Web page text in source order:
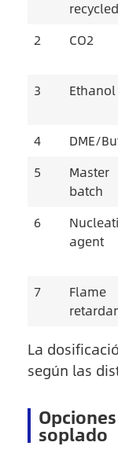
2
CO2
3 Ethanol
4 DME/
5
Master
batch
6
agent
7
Flame
La
según las
soplado